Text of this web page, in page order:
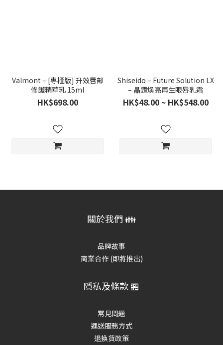
Valmont – [專櫃版] 升效唇部
修護精華乳 15ml
HK$698.00
Shiseido – Future Solution LX
– 晶鑽煥亮再生眼唇乳霜
HK$48.00 ~ HK$548.00
關於我們 👪
品牌故事
商業合作 (即將推出)
隱私及條款 🏪
常見問題
運送服務方式
退換貨政策